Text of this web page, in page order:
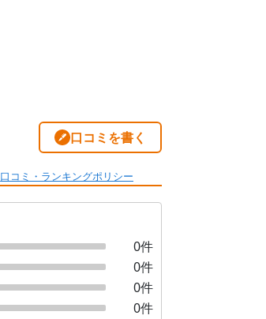
口コミを書く
口コミ・ランキングポリシー
0件
0件
0件
0件